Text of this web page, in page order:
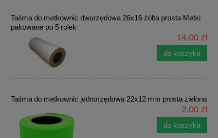
Taśma do metkownic dwurzędowa 26x16 żółta prosta Metki
pakowane po 5 rolek
14,00 zł
do koszyka
Taśma do metkownic jednorzędowa 22x12 mm prosta zielona
2,00 zł
do koszyka